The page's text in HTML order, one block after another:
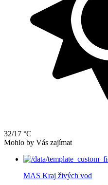
32/17 °C
Mohlo by Vás zajímat
MAS Kraj živých vod